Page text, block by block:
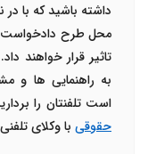
داشته باشید که با
محل طرح دادخواست
تاثیر قرار خواهند
به راهنمایی ها و
است تلفنتان را
حقوقی با وکلای